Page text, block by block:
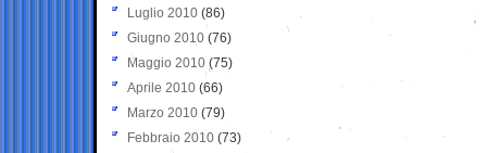
Luglio 2010 (86)
Giugno 2010 (76)
Maggio 2010 (75)
Aprile 2010 (66)
Marzo 2010 (79)
Febbraio 2010 (73)